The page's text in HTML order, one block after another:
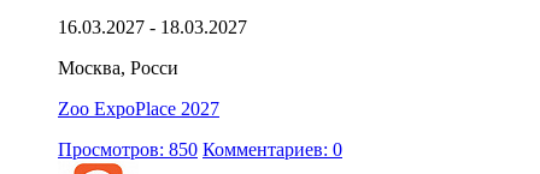
16.03.2027 - 18.03.2027
Москва, Росси
Zoo ExpoPlace 2027
Просмотров: 850 Комментариев: 0